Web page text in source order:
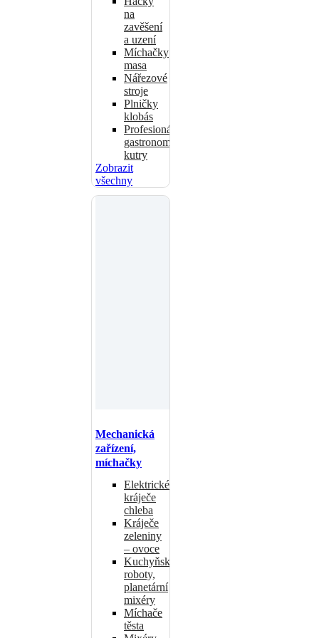
na
zavěšení
a uzení
Míchačky
masa
Nářezové
stroje
Plničky
klobás
Profesionální
gastronomické
kutry
Zobrazit
všechny
Mechanická
zařízení,
míchačky
Elektrické
kráječe
chleba
Kráječe
zeleniny
– ovoce
Kuchyňské
roboty,
planetární
mixéry
Míchače
těsta